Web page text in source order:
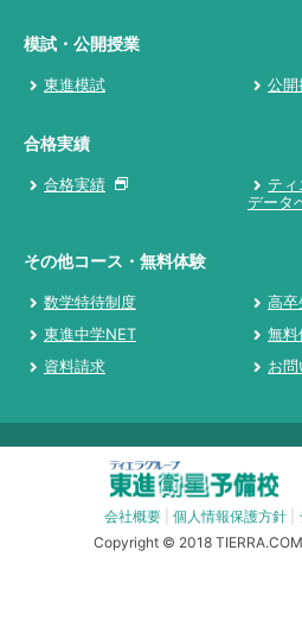
模試・公開授業
東進模試 公開
合格実績
合格実績
テ
データ
その他コース・無料体験
数学特待制度
高卒
東進中学NET
無料
資料請求
お
会社概要 個人情報保護方針
Copyright © 2018